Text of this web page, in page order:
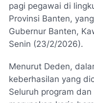
pagi pegawai di
Provinsi Banten,
Gubernur Banten,
Senin (23/2/2026).
Menurut Deden,
keberhasilan yang
Seluruh program